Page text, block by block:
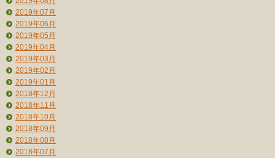
2019年07月
2019年06月
2019年05月
2019年04月
2019年03月
2019年02月
2019年01月
2018年12月
2018年11月
2018年10月
2018年09月
2018年08月
2018年07月